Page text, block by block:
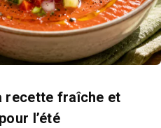
recette fraîche et
l’été